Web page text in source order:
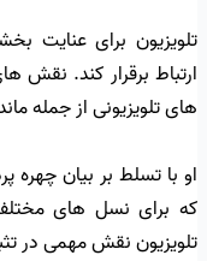
تلویزیون برای عنایت
ارتباط برقرار کند. نقش
های تلویزیونی از جمله
او با تسلط بر بیان
که برای نسل های
تلویزیون نقش مهمی در